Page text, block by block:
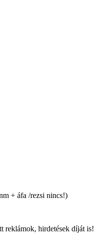
+ áfa /rezsi nincs!)
reklámok, hirdetések díját is!